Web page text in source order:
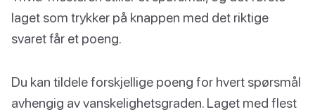
laget som trykker på knappen med det riktige
svaret får et poeng.
Du kan tildele forskjellige poeng for hvert spørsmål
avhengig av vanskelighetsgraden. Laget med flest